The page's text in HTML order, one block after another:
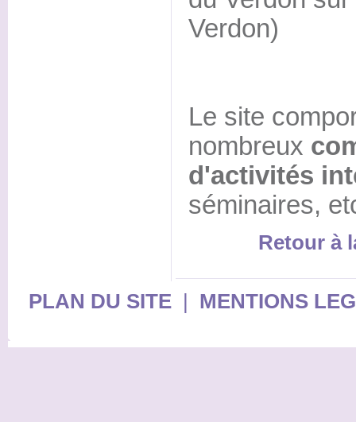
Verdon)
Le site
nombreux
d'activités
séminaires,
Retour à
PLAN DU SITE| MENTIONS